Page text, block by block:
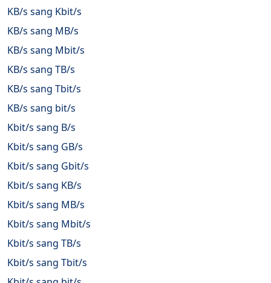
KB/s sang Kbit/s
KB/s sang MB/s
KB/s sang Mbit/s
KB/s sang TB/s
KB/s sang Tbit/s
KB/s sang bit/s
Kbit/s sang B/s
Kbit/s sang GB/s
Kbit/s sang Gbit/s
Kbit/s sang KB/s
Kbit/s sang MB/s
Kbit/s sang Mbit/s
Kbit/s sang TB/s
Kbit/s sang Tbit/s